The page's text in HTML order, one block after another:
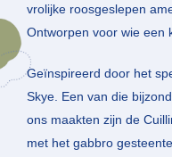
vrolijke roosgeslepen
Ontworpen voor wie een
Geïnspireerd door het
Skye. Een van die
ons maakten zijn de
met het gabbro